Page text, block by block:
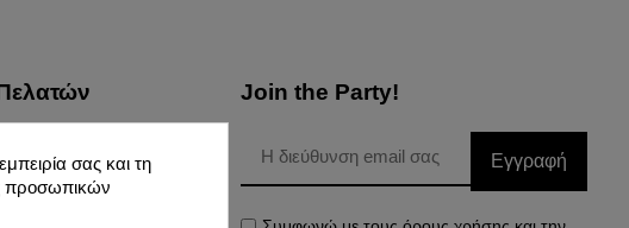
Δεδομένων
Join the Party!
Εγγραφή
σας και τη
προσωπικών